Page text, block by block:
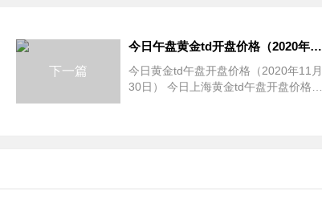
下一篇
今日午盘黄金td开盘价格（2020年11月30日）
今日黄金td午盘开盘价格（2020年11月
30日） 今日上海黄金td午盘开盘价格